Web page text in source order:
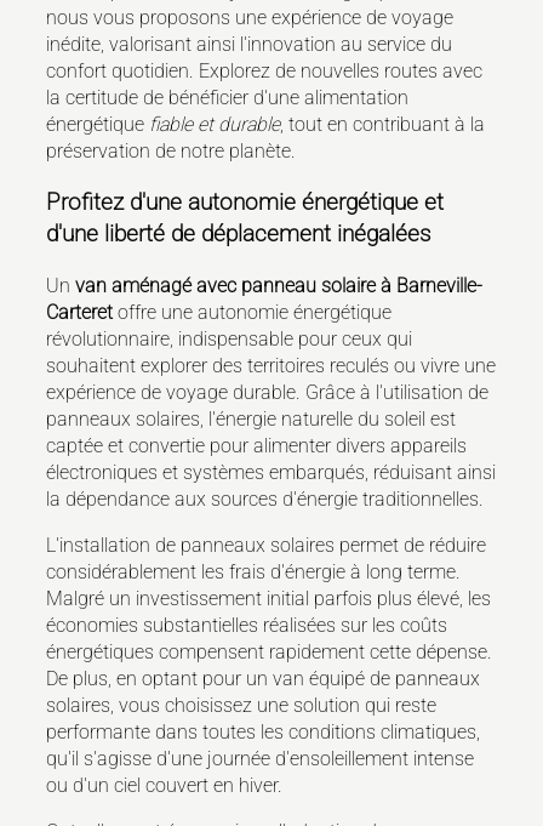
nous vous proposons une expérience de voyage
inédite, valorisant ainsi l'innovation au service du
confort quotidien. Explorez de nouvelles routes avec
la certitude de bénéficier d'une alimentation
énergétique fiable et durable, tout en contribuant à la
préservation de notre planète.
Profitez d'une autonomie énergétique et
d'une liberté de déplacement inégalées
Unvan aménagé avec panneau solaire à Barneville-
Carteretoffre une autonomie énergétique
révolutionnaire, indispensable pour ceux qui
souhaitent explorer des territoires reculés ou vivre une
expérience de voyage durable. Grâce à l'utilisation de
panneaux solaires, l'énergie naturelle du soleil est
captée et convertie pour alimenter divers appareils
électroniques et systèmes embarqués, réduisant ainsi
la dépendance aux sources d'énergie traditionnelles.
L'installation de panneaux solaires permet de réduire
considérablement les frais d'énergie à long terme.
Malgré un investissement initial parfois plus élevé, les
économies substantielles réalisées sur les coûts
énergétiques compensent rapidement cette dépense.
De plus, en optant pour un van équipé de panneaux
solaires, vous choisissez une solution qui reste
performante dans toutes les conditions climatiques,
qu'il s'agisse d'une journée d'ensoleillement intense
ou d'un ciel couvert en hiver.